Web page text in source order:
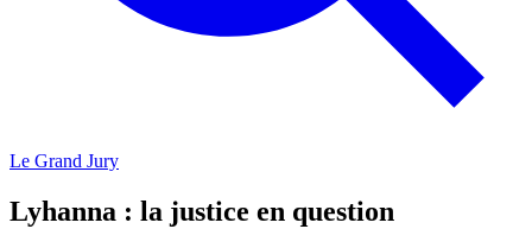
Le Grand Jury
Lyhanna : la justice en question